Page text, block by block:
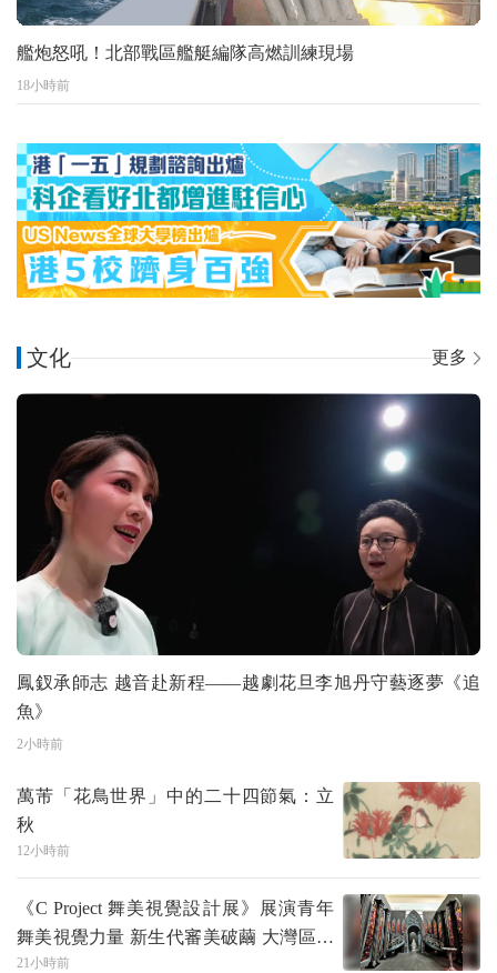
艦炮怒吼！北部戰區艦艇編隊高燃訓練現場
18小時前
文化 更多
鳳釵承師志 越音赴新程——越劇花旦李旭丹守藝逐夢《追
魚》
2小時前
萬芾「花鳥世界」中的二十四節氣：立
秋
12小時前
《C Project 舞美視覺設計展》展演青年
舞美視覺力量 新生代審美破繭 大灣區舞
台築夢
21小時前